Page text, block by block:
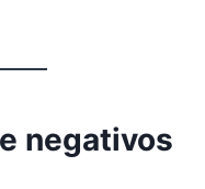
negativos